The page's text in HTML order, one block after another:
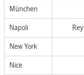
München
Napoli
New York
Nice